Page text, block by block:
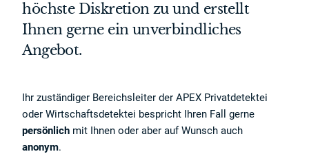
höchste Diskretion zu und erstellt
Ihnen gerne ein unverbindliches
Angebot.
Ihr zuständiger Bereichsleiter der APEX Privatdetektei
oder Wirtschaftsdetektei bespricht Ihren Fall gerne
persönlich mit Ihnen oder aber auf Wunsch auch
anonym.